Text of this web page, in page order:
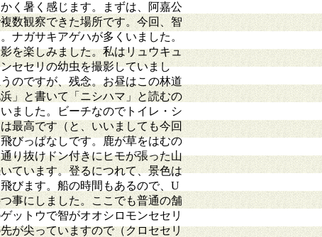
く暑く感じます。まずは、阿嘉公
数観察できた場所です。今回、智
ナガサキアゲハが多くいました。
を楽しみました。私はリュウキュ
セセリの幼虫を撮影していまし
のですが、残念。お昼はこの林道
」と書いて「ニシハマ」と読むの
ました。ビーチなのでトイレ・シ
最高です（と、いいましても今回
びっぱなしです。鹿が草をはむの
り抜けドン付きにヒモが張った山
ています。登るにつれて、景色は
びます。船の時間もあるので、U
事にしました。ここでも普通の舗
ットウで智がオオシロモンセセリ
が尖っていますので（クロセセリ